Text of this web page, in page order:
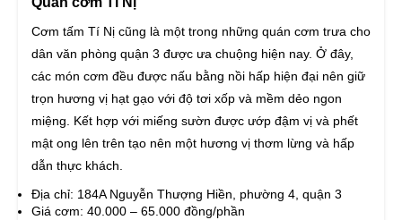
Cơm tấm Tí Nị cũng là một trong những quán cơm trưa cho
dân văn phòng quận 3 được ưa chuộng hiện nay. Ở đây,
các món cơm đều được nấu bằng nồi hấp hiện đại nên giữ
trọn hương vị hạt gạo với độ tơi xốp và mềm dẻo ngon
miệng. Kết hợp với miếng sườn được ướp đậm vị và phết
mật ong lên trên tạo nên một hương vị thơm lừng và hấp
dẫn thực khách.
Địa chỉ: 184A Nguyễn Thượng Hiền, phường 4, quận 3
Giá cơm: 40.000 – 65.000 đồng/phần